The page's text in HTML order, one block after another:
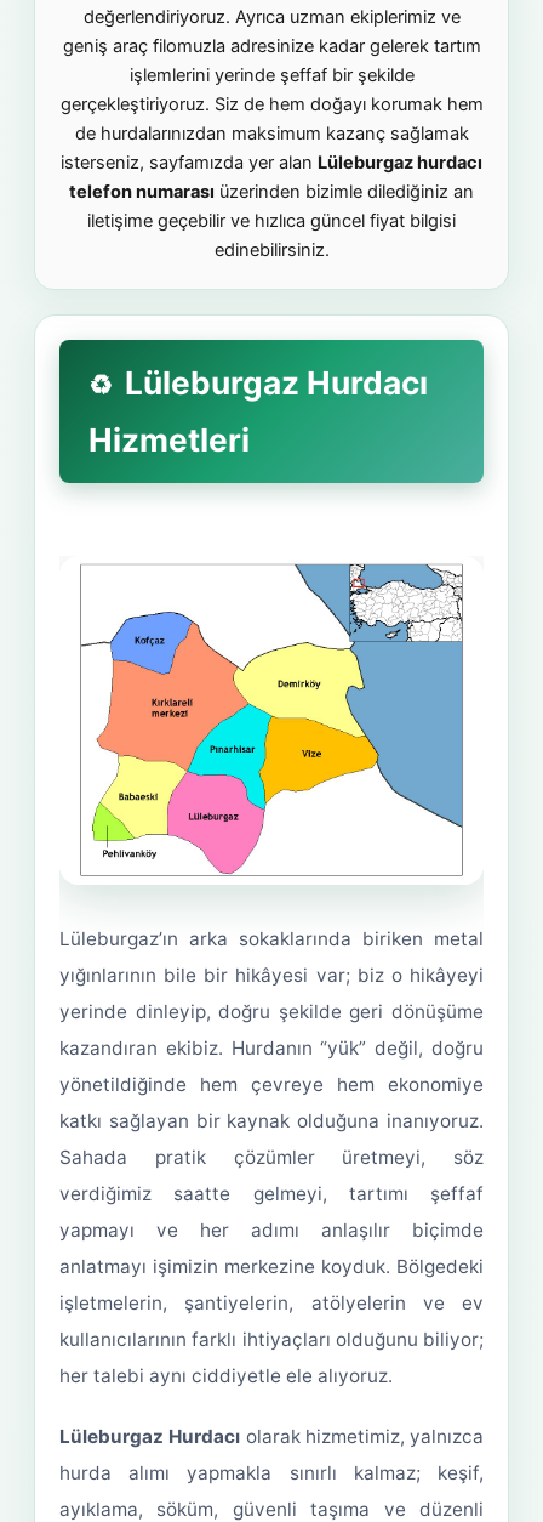
değerlendiriyoruz. Ayrıca uzman ekiplerimiz ve
geniş araç filomuzla adresinize kadar gelerek tartım
işlemlerini yerinde şeffaf bir şekilde
gerçekleştiriyoruz. Siz de hem doğayı korumak hem
de hurdalarınızdan maksimum kazanç sağlamak
isterseniz, sayfamızda yer alan Lüleburgaz hurdacı
telefon numarası üzerinden bizimle dilediğiniz an
iletişime geçebilir ve hızlıca güncel fiyat bilgisi
edinebilirsiniz.
Lüleburgaz Hurdacı
Hizmetleri
Lüleburgaz’ın arka sokaklarında biriken metal
yığınlarının bile bir hikâyesi var; biz o hikâyeyi
yerinde dinleyip, doğru şekilde geri dönüşüme
kazandıran ekibiz. Hurdanın “yük” değil, doğru
yönetildiğinde hem çevreye hem ekonomiye
katkı sağlayan bir kaynak olduğuna inanıyoruz.
Sahada pratik çözümler üretmeyi, söz
verdiğimiz saatte gelmeyi, tartımı şeffaf
yapmayı ve her adımı anlaşılır biçimde
anlatmayı işimizin merkezine koyduk. Bölgedeki
işletmelerin, şantiyelerin, atölyelerin ve ev
kullanıcılarının farklı ihtiyaçları olduğunu biliyor;
her talebi aynı ciddiyetle ele alıyoruz.
Lüleburgaz Hurdacı olarak hizmetimiz, yalnızca
hurda alımı yapmakla sınırlı kalmaz; keşif,
ayıklama, söküm, güvenli taşıma ve düzenli